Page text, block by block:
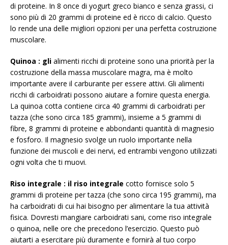
di proteine. In 8 once di yogurt greco bianco e senza grassi, ci
sono più di 20 grammi di proteine ​​ed è ricco di calcio. Questo
lo rende una delle migliori opzioni per una perfetta costruzione
muscolare.
Quinoa : gli alimenti ricchi di proteine ​​sono una priorità per la
costruzione della massa muscolare magra, ma è molto
importante avere il carburante per essere attivi. Gli alimenti
ricchi di carboidrati possono aiutare a fornire questa energia.
La quinoa cotta contiene circa 40 grammi di carboidrati per
tazza (che sono circa 185 grammi), insieme a 5 grammi di
fibre, 8 grammi di proteine ​​e abbondanti quantità di magnesio
e fosforo. Il magnesio svolge un ruolo importante nella
funzione dei muscoli e dei nervi, ed entrambi vengono utilizzati
ogni volta che ti muovi.
Riso integrale : il riso integrale cotto fornisce solo 5
grammi di proteine ​​per tazza (che sono circa 195 grammi), ma
ha carboidrati di cui hai bisogno per alimentare la tua attività
fisica. Dovresti mangiare carboidrati sani, come riso integrale
o quinoa, nelle ore che precedono l’esercizio. Questo può
aiutarti a esercitare più duramente e fornirà al tuo corpo